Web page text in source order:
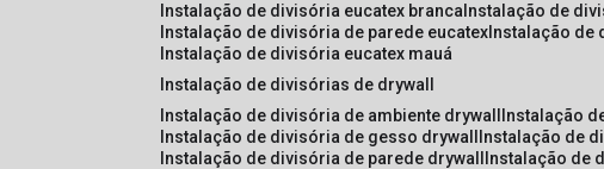
instalação de divisória eucatex branca instalação de
instalação de divisória de parede eucatex instalação de
instalação de divisória eucatex mauá
instalação de divisórias de drywall
instalação de divisória de ambiente drywall
instalação
instalação de divisória de gesso drywall
instalação de
instalação de divisória de parede drywall
instalação de